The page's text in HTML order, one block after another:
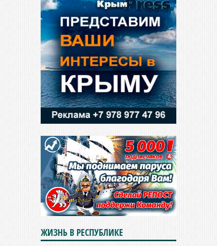
ЖИЗНЬ В РЕСПУБЛИКЕ